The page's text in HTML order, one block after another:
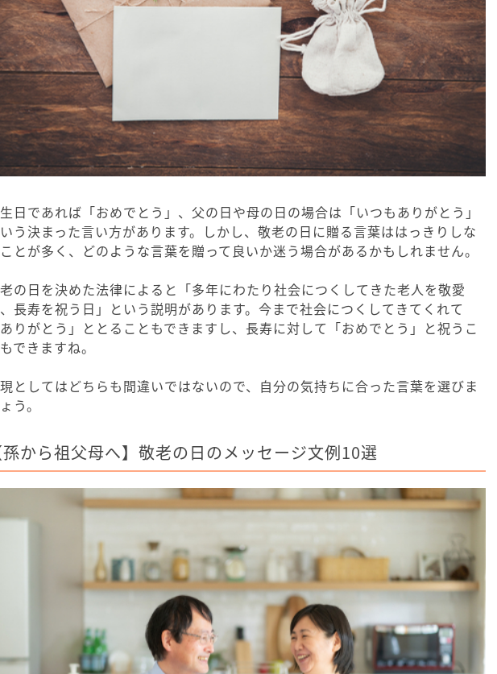
日であれば「おめでとう」、父の日や母の日の場合は「いつもありがとう」
う決まった言い方があります。しかし、敬老の日に贈る言葉ははっきりしな
とが多く、どのような言葉を贈って良いか迷う場合があるかもしれません。
の日を決めた法律によると「多年にわたり社会につくしてきた老人を敬愛
長寿を祝う日」という説明があります。今まで社会につくしてきてくれて
ありがとう」ととることもできますし、長寿に対して「おめでとう」と祝うこ
できますね。
としてはどちらも間違いではないので、自分の気持ちに合った言葉を選びま
う。
孫から祖父母へ】敬老の日のメッセージ文例10選